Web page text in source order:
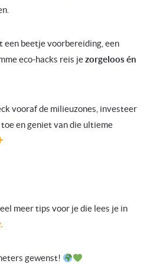
een beetje voorbereiding, een
eco-hacks reis jezorgeloos én
vooraf de milieuzones, investeer
en geniet van die ultieme
meer tips voor je die lees je in
gewenst!